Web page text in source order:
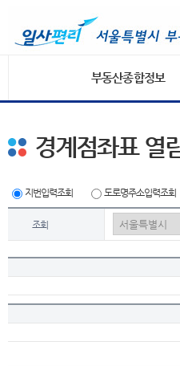
부동산종합정보
경계점좌표 열
지번입력조회 도로명주소입력조회
조회